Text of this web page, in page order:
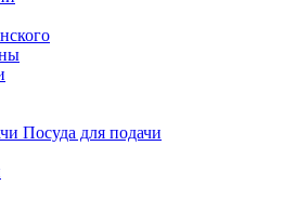
Посуда для подачи